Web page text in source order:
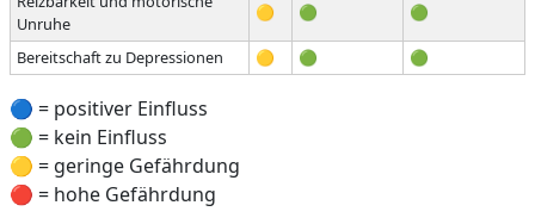
Unruhe
🟡 🟢 🟢
Bereitschaft zu Depressionen 🟡 🟢 🟢
🔵 = positiver Einfluss
🟢 = kein Einfluss
🟡 = geringe Gefährdung
🔴 = hohe Gefährdung